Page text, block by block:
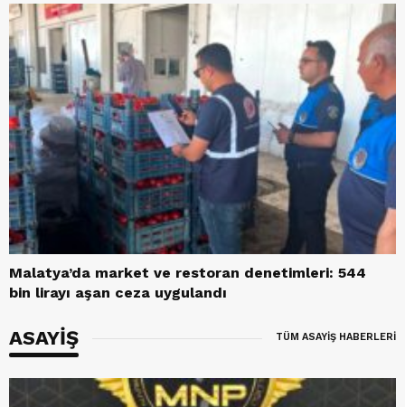
Malatya’da market ve restoran denetimleri: 544
bin lirayı aşan ceza uygulandı
ASAYİŞ TÜM ASAYİŞ HABERLERİ